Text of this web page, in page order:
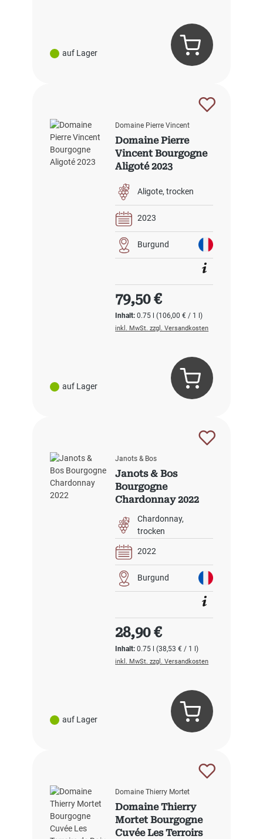
auf Lager
auf Lager
Domaine Pierre Vincent
Domaine Pierre
Vincent Bourgogne
Aligoté 2023
Aligote trocken
2023
Burgund
Inhalt:0.75 l(106,00 € / 1 l)
Regulärer Preis:
79,50 €
inkl. MwSt. zzgl. Versandkosten
auf Lager
Janots & Bos
Janots & Bos
Bourgogne
Chardonnay 2022
Chardonnay
trocken
2022
Burgund
Inhalt:0.75 l(38,53 € / 1 l)
Regulärer Preis:
28,90 €
inkl. MwSt. zzgl. Versandkosten
Domaine Thierry Mortet
Domaine Thierry
Mortet Bourgogne
Cuvée Les Terroirs